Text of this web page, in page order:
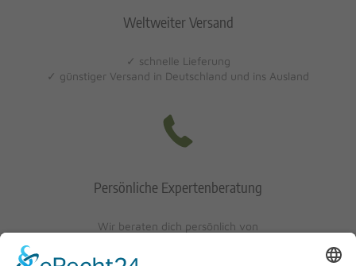
Weltweiter Versand
✓ schnelle Lieferung
✓ günstiger Versand in Deutschland und ins Ausland
Persönliche Expertenberatung
Wir beraten dich persönlich von